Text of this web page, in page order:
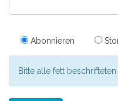
Abonnieren
Bitte alle fett